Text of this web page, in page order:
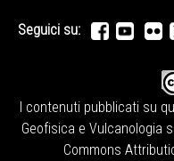
Seguici su:
I contenuti pubblicati su
Geofisica e Vulcanologia
Commons